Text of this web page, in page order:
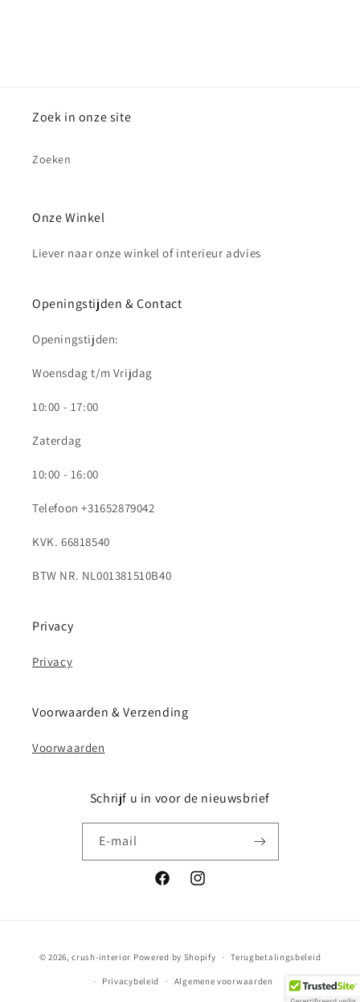
Zoek in onze site
Zoeken
Onze Winkel
Liever naar onze winkel of interieur advies
Openingstijden & Contact
Openingstijden:
Woensdag t/m Vrijdag
10:00 - 17:00
Zaterdag
10:00 - 16:00
Telefoon +31652879042
KVK. 66818540
BTW NR. NL001381510B40
Privacy
Privacy
Voorwaarden & Verzending
Voorwaarden
Schrijf u in voor de nieuwsbrief
E‑mail
FacebookInstagram
© 2026,crush-interior Powered by Shopify Terugbetalingsbeleid
Privacybeleid Algemene voorwaarden